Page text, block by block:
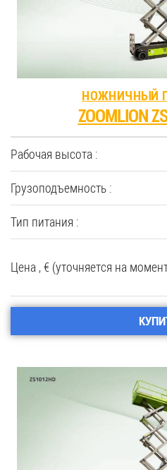
НОЖНИЧНЫЙ
ZOOMLION
Рабочая высота :
Грузоподъемность :
Тип питания :
Цена , € (уточняется на